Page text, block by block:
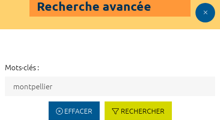
Recherche avancée
Mots-clés :
EFFACER RECHERCHER